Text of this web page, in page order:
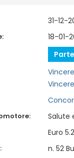
31-12-
18-01-
Salute
Euro
n. 52